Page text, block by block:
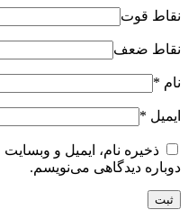
نقاط قوت
نقاط ضعف
نام *
ایمیل *
ذخیره نام، ایمیل و
دوباره دیدگاهی می‌نویسم.